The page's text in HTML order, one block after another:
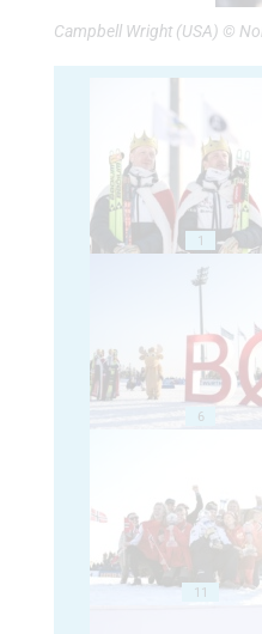
Campbell Wright (USA) ©
1
6
11